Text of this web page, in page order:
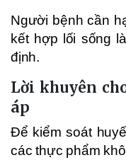
Người bệnh cần
kết hợp lối sống
định.
Lời khuyên
áp
Để kiểm soát
các thực phẩm